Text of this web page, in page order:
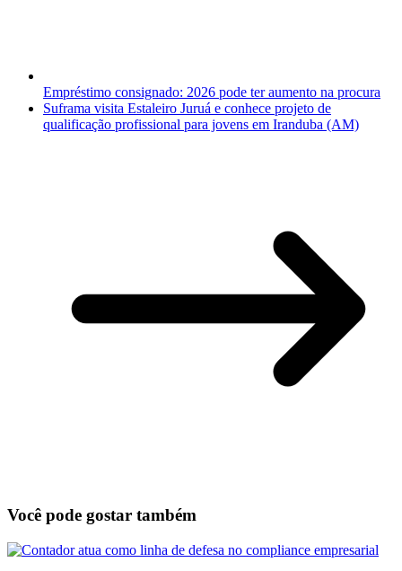
Empréstimo consignado: 2026 pode ter aumento na procura
Suframa visita Estaleiro Juruá e conhece projeto de
qualificação profissional para jovens em Iranduba (AM)
Você pode gostar também